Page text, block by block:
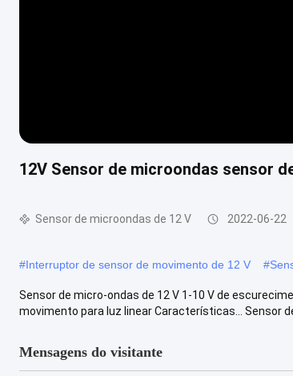
12V Sensor de microondas sensor
Sensor de microondas de 12 V 2022-06-22
#Interruptor de sensor de movimento de 12 V #
Sensor de micro-ondas de 12 V 1-10 V de
movimento para luz linear Características... Sensor
Mensagens do visitante